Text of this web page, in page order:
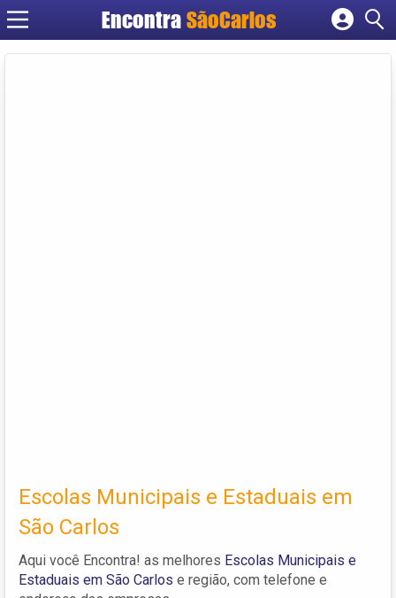
EncontraSãoCarlos
Cadastrar empresa
Escolas Municipais e Estaduais em
São Carlos
Aqui você Encontra! as melhores Escolas Municipais e
Estaduais em São Carlos e região, com telefone e